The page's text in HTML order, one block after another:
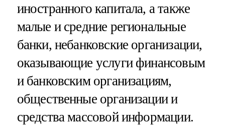
иностранного капитала, а также
малые и средние региональные
банки, небанковские организации,
оказывающие услуги финансовым
и банковским организациям,
общественные организации и
средства массовой информации.